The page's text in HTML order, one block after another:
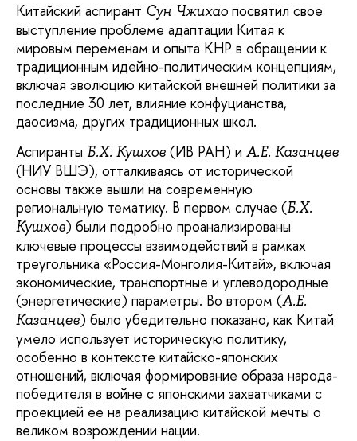
Китайский аспирант Сун Чжихао посвятил свое
выступление проблеме адаптации Китая к
мировым переменам и опыта КНР в обращении к
традиционным идейно-политическим концепциям,
включая эволюцию китайской внешней политики за
последние 30 лет, влияние конфуцианства,
даосизма, других традиционных школ.
Аспиранты Б.Х. Кушхов (ИВ РАН) и А.Е. Казанцев
(НИУ ВШЭ), отталкиваясь от исторической
основы также вышли на современную
региональную тематику. В первом случае (Б.Х.
Кушхов) были подробно проанализированы
ключевые процессы взаимодействий в рамках
треугольника «Россия-Монголия-Китай», включая
экономические, транспортные и углеводородные
(энергетические) параметры. Во втором (А.Е.
Казанцев) было убедительно показано, как Китай
умело использует историческую политику,
особенно в контексте китайско-японских
отношений, включая формирование образа народа-
победителя в войне с японскими захватчиками с
проекцией ее на реализацию китайской мечты о
великом возрождении нации.